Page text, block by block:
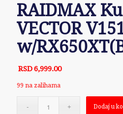
RAIDMAX
VECTOR
w/
RSD6,999.00
99 na zalihama
Dodaj u